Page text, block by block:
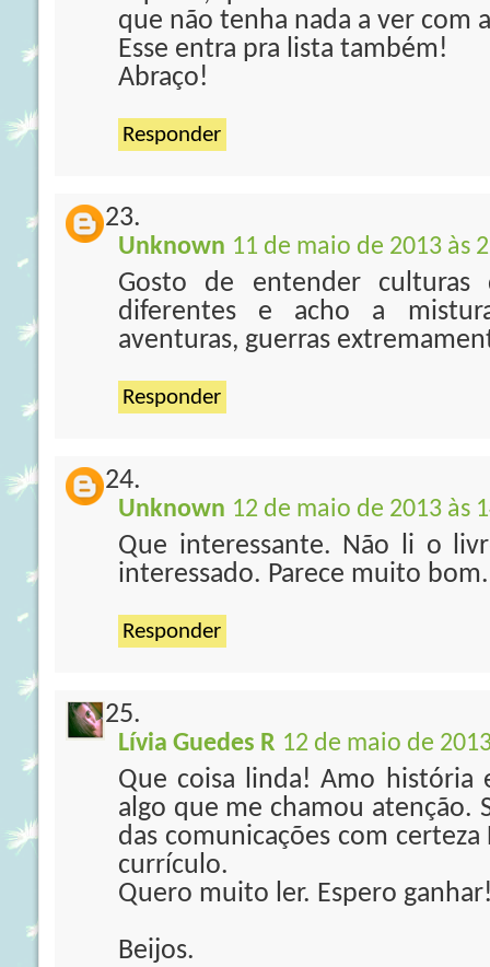
que não tenha nada a ver com
Esse entra pra lista também!
Abraço!
Responder
Unknown 11 de maio de 2013 às
Gosto de entender culturas
diferentes e acho a
aventuras, guerras
Responder
Unknown 12 de maio de 2013 às
Que interessante. Não li o
interessado. Parece muito
Responder
Lívia Guedes R 12 de maio de
Que coisa linda! Amo história
algo que me chamou atenção.
das comunicações com
currículo.
Quero muito ler. Espero
Beijos.